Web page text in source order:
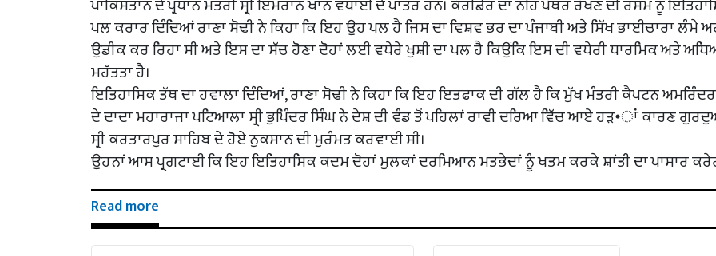
ਪਾਕਿਸਤਾਨ ਦੇ ਪ੍ਰਧਾਨ ਮੰਤਰੀ ਸ੍ਰੀ ਇਮਰਾਨ ਖਾਨ ਵਧਾਈ ਦੇ ਪਾਤਰ ਹਨ। ਕੌਰੀਡੋਰ ਦਾ ਨੀਂਹ ਪੱਥਰ ਰੱਖਣ ਦੀ ਰਸਮ ਨੂੰ
ਪਲ ਕਰਾਰ ਦਿੰਦਿਆਂ ਰਾਣਾ ਸੋਢੀ ਨੇ ਕਿਹਾ ਕਿ ਇਹ ਉਹ ਪਲ ਹੈ ਜਿਸ ਦਾ ਵਿਸ਼ਵ ਭਰ ਦਾ ਪੰਜਾਬੀ ਅਤੇ ਸਿੱਖ ਭਾਈਚਾਰਾ ਲੰਮੇ
ਉਡੀਕ ਕਰ ਰਿਹਾ ਸੀ ਅਤੇ ਇਸ ਦਾ ਸੱਚ ਹੋਣਾ ਦੋਹਾਂ ਲਈ ਵਧੇਰੇ ਖੁਸ਼ੀ ਦਾ ਪਲ ਹੈ ਕਿਉਂਕਿ ਇਸ ਦੀ ਵਧੇਰੀ ਧਾਰਮਿਕ ਅਤੇ
ਮਹੱਤਤਾ ਹੈ।
ਇਤਿਹਾਸਿਕ ਤੱਥ ਦਾ ਹਵਾਲਾ ਦਿੰਦਿਆਂ, ਰਾਣਾ ਸੋਢੀ ਨੇ ਕਿਹਾ ਕਿ ਇਹ ਇਤਫਾਕ ਦੀ ਗੱਲ ਹੈ ਕਿ ਮੁੱਖ ਮੰਤਰੀ ਕੈਪਟਨ
ਦੇ ਦਾਦਾ ਮਹਾਰਾਜਾ ਪਟਿਆਲਾ ਸ੍ਰੀ ਭੁਪਿੰਦਰ ਸਿੰਘ ਨੇ ਦੇਸ਼ ਦੀ ਵੰਡ ਤੋਂ ਪਹਿਲਾਂ ਰਾਵੀ ਦਰਿਆ ਵਿੱਚ ਆਏ ਹੜ•ਾਂ ਕਾਰਣ
ਸ੍ਰੀ ਕਰਤਾਰਪੁਰ ਸਾਹਿਬ ਦੇ ਹੋਏ ਨੁਕਸਾਨ ਦੀ ਮੁਰੰਮਤ ਕਰਵਾਈ ਸੀ।
ਉਹਨਾਂ ਆਸ ਪ੍ਰਗਟਾਈ ਕਿ ਇਹ ਇਤਿਹਾਸਿਕ ਕਦਮ ਦੋਹਾਂ ਮੁਲਕਾਂ ਦਰਮਿਆਨ ਮਤਭੇਦਾਂ ਨੂੰ ਖਤਮ ਕਰਕੇ ਸ਼ਾਂਤੀ ਦਾ ਪਾਸਾਰ
Read more